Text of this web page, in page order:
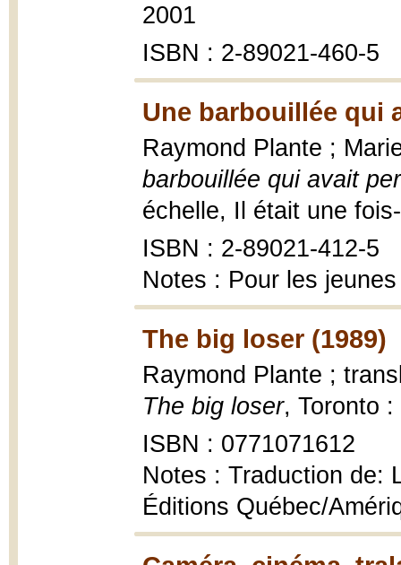
2001
ISBN : 2-89021-460-5
Une barbouillée qui
Raymond Plante ;
barbouillée qui avait
échelle, Il était une
ISBN : 2-89021-412-5
Notes : Pour les jeunes
The big loser (1989)
Raymond Plante ;
The big loser, Toronto
ISBN : 0771071612
Notes : Traduction de:
Éditions Québec/